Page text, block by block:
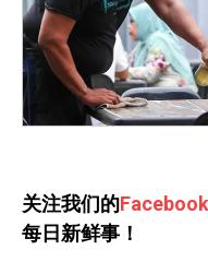
关注我们的Facebook
每日新鲜事！